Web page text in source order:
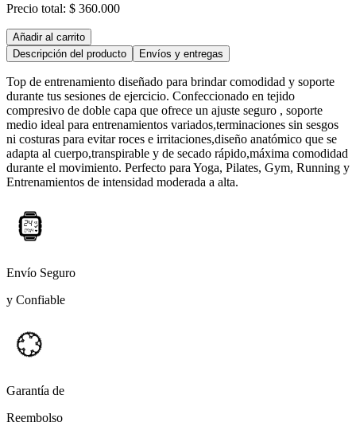
Precio total: $ 360.000
Añadir al carrito
Descripción del producto
Envíos y entregas
Top de entrenamiento diseñado para brindar comodidad y soporte
durante tus sesiones de ejercicio. Confeccionado en tejido
compresivo de doble capa que ofrece un ajuste seguro , soporte
medio ideal para entrenamientos variados,terminaciones sin sesgos
ni costuras para evitar roces e irritaciones,diseño anatómico que se
adapta al cuerpo,transpirable y de secado rápido,máxima comodidad
durante el movimiento. Perfecto para Yoga, Pilates, Gym, Running y
Entrenamientos de intensidad moderada a alta.
Envío Seguro
y Confiable
Garantía de
Reembolso